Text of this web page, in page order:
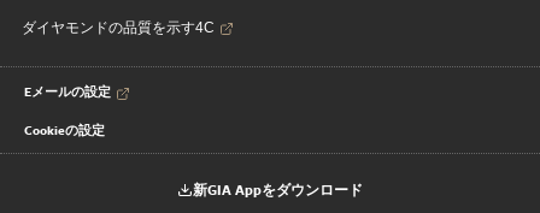
ダイヤモンドの品質を示す4C
Eメールの設定
Cookieの設定
新GIA Appをダウンロード